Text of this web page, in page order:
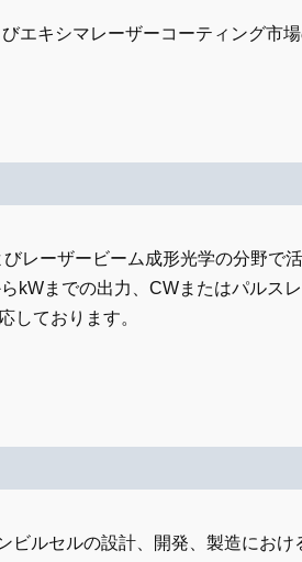
エキシマレーザーコーティング市場
レーザービーム成形光学の分野で
kWまでの出力、CWまたはパルス
しております。
ビルセルの設計、開発、製造にお